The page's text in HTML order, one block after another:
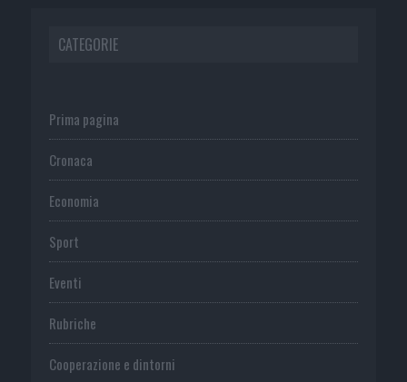
CATEGORIE
Prima pagina
Cronaca
Economia
Sport
Eventi
Rubriche
Cooperazione e dintorni